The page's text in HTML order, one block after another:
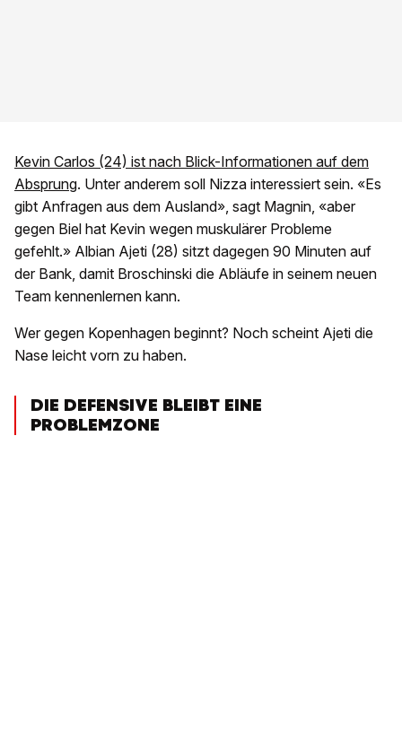
Kevin Carlos (24) ist nach Blick-Informationen auf dem
Absprung. Unter anderem soll Nizza interessiert sein. «Es
gibt Anfragen aus dem Ausland», sagt Magnin, «aber
gegen Biel hat Kevin wegen muskulärer Probleme
gefehlt.» Albian Ajeti (28) sitzt dagegen 90 Minuten auf
der Bank, damit Broschinski die Abläufe in seinem neuen
Team kennenlernen kann.
Wer gegen Kopenhagen beginnt? Noch scheint Ajeti die
Nase leicht vorn zu haben.
DIE DEFENSIVE BLEIBT EINE
PROBLEMZONE